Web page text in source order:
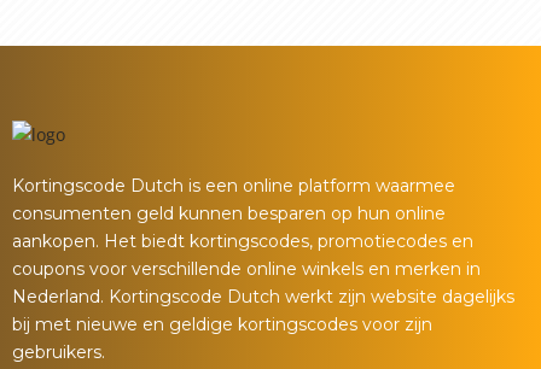
Kortingscode Dutch is een online platform waarmee
consumenten geld kunnen besparen op hun online
aankopen. Het biedt kortingscodes, promotiecodes en
coupons voor verschillende online winkels en merken in
Nederland. Kortingscode Dutch werkt zijn website dagelijks
bij met nieuwe en geldige kortingscodes voor zijn
gebruikers.